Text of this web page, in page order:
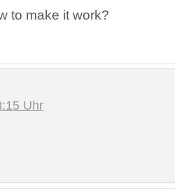
to make it work?
Uhr